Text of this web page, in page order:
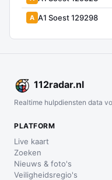
A A1 Soest 129298
112radar.nl
Realtime hulpdiensten data
PLATFORM
Live kaart
Zoeken
Nieuws & foto's
Veiligheidsregio's